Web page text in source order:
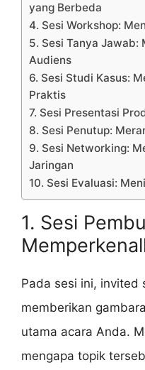
yang Berbeda
4. Sesi Workshop:
5. Sesi Tanya Jawab:
Audiens
6. Sesi Studi Kasus:
Praktis
7. Sesi Presentasi
8. Sesi Penutup:
9. Sesi Networking:
Jaringan
10. Sesi Evaluasi:
1. Sesi
Pada sesi ini, invited
memberikan
utama acara Anda.
mengapa topik